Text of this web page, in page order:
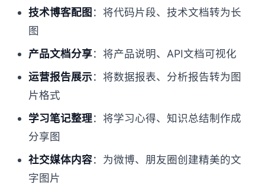
技术博客配图：将代码片段、技术文档转为长
图
产品文档分享：将产品说明、API文档可视化
运营报告展示：将数据报表、分析报告转为图
片格式
学习笔记整理：将学习心得、知识总结制作成
分享图
社交媒体内容：为微博、朋友圈创建精美的文
字图片